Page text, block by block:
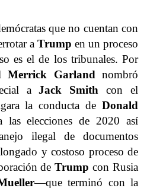
que no cuentan con
a Trump en un proceso
es el de los tribunales. Por
Merrick Garland nombró
aJack Smith con el
la conducta de Donald
las elecciones de 2020 así
ilegal de documentos
y costoso proceso de
deTrumpcon Rusia
—que terminó con la